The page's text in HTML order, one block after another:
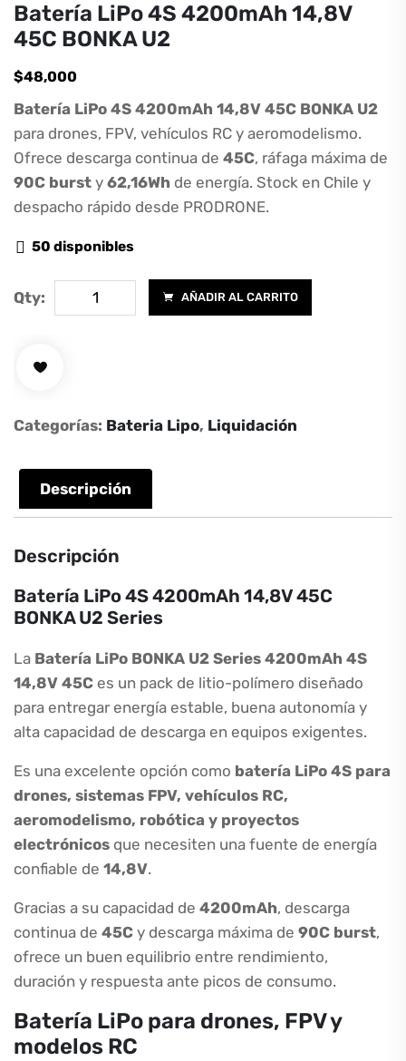
Batería LiPo 4S 4200mAh 14,8V
45C BONKA U2
$48,000
Batería LiPo 4S 4200mAh 14,8V 45C BONKA U2
para drones, FPV, vehículos RC y aeromodelismo.
Ofrece descarga continua de 45C, ráfaga máxima de
90C burst y 62,16Wh de energía. Stock en Chile y
despacho rápido desde PRODRONE.
50 disponibles
Qty: Batería
LiPo
4200mAh
BONKA
cantidad
AÑADIR AL CARRITO
Categorías: Bateria Lipo, Liquidación
Descripción
Descripción
Batería LiPo 4S 4200mAh 14,8V 45C
BONKA U2 Series
La Batería LiPo BONKA U2 Series 4200mAh 4S
14,8V 45C es un pack de litio-polímero diseñado
para entregar energía estable, buena autonomía y
alta capacidad de descarga en equipos exigentes.
Es una excelente opción como batería LiPo 4S para
drones, sistemas FPV, vehículos RC,
aeromodelismo, robótica y proyectos
electrónicos que necesiten una fuente de energía
confiable de 14,8V.
Gracias a su capacidad de 4200mAh, descarga
continua de 45C y descarga máxima de 90C burst,
ofrece un buen equilibrio entre rendimiento,
duración y respuesta ante picos de consumo.
Batería LiPo para drones, FPV y
modelos RC